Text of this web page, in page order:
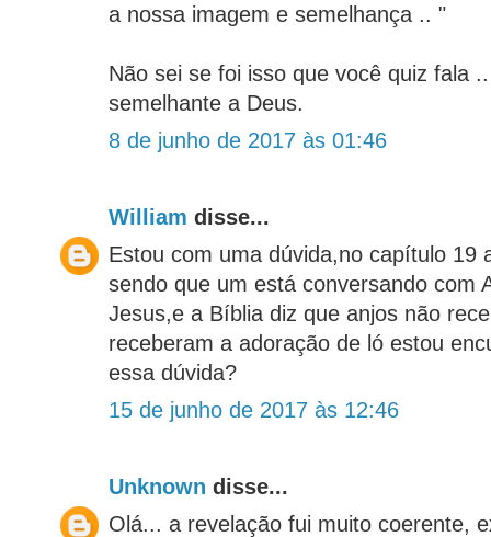
a nossa imagem e semelhança .. "
Não sei se foi isso que você quiz fala
semelhante a Deus.
8 de junho de 2017 às 01:46
William disse...
Estou com uma dúvida,no capítulo 19
sendo que um está conversando com
Jesus,e a Bíblia diz que anjos não
receberam a adoração de ló estou
essa dúvida?
15 de junho de 2017 às 12:46
Unknown disse...
Olá... a revelação fui muito coerente,